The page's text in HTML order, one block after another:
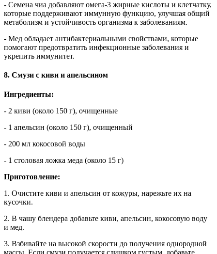
- Семена чиа добавляют омега-3 жирные кислоты и клетчатку,
которые поддерживают иммунную функцию, улучшая общий
метаболизм и устойчивость организма к заболеваниям.
- Мед обладает антибактериальными свойствами, которые
помогают предотвратить инфекционные заболевания и
укрепить иммунитет.
8. Смузи с киви и апельсином
Ингредиенты:
- 2 киви (около 150 г), очищенные
- 1 апельсин (около 150 г), очищенный
- 200 мл кокосовой воды
- 1 столовая ложка меда (около 15 г)
Приготовление:
1. Очистите киви и апельсин от кожуры, нарежьте их на
кусочки.
2. В чашу блендера добавьте киви, апельсин, кокосовую воду
и мед.
3. Взбивайте на высокой скорости до получения однородной
массы. Если смузи получается слишком густым, добавьте